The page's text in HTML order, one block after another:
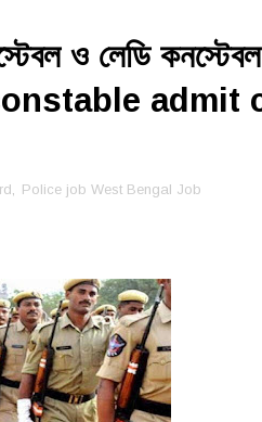
ও লেডি
constable admit
, Police job West Bengal Job